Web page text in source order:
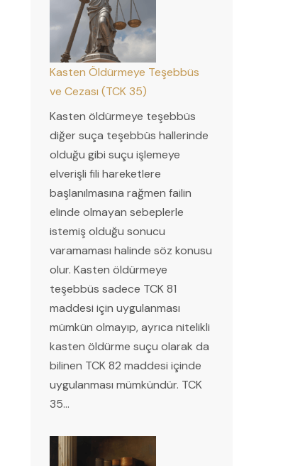
Kasten Öldürmeye Teşebbüs
ve Cezası (TCK 35)
Kasten öldürmeye teşebbüs
diğer suça teşebbüs hallerinde
olduğu gibi suçu işlemeye
elverişli fili hareketlere
başlanılmasına rağmen failin
elinde olmayan sebeplerle
istemiş olduğu sonucu
varamaması halinde söz konusu
olur. Kasten öldürmeye
teşebbüs sadece TCK 81
maddesi için uygulanması
mümkün olmayıp, ayrıca nitelikli
kasten öldürme suçu olarak da
bilinen TCK 82 maddesi içinde
uygulanması mümkündür. TCK
35…